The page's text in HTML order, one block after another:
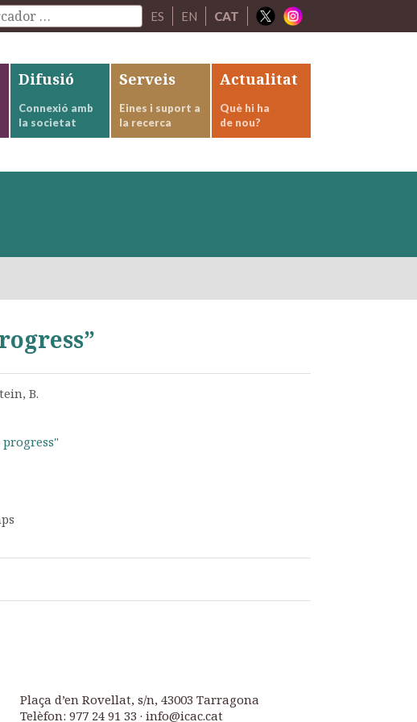
ES EN CAT
Difusió
Connexió amb
la societat
Serveis
Eines i suport a
la recerca
Actualitat
Què hi ha
de nou?
B.
Plaça d’en Rovellat, s/n, 43003 Tarragona
Telèfon: 977 24 91 33 · info@icac.cat